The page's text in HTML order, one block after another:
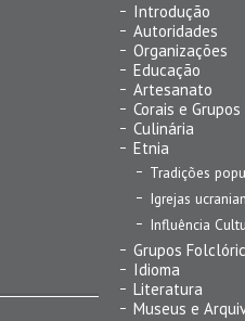
Introdução
Autoridades
Organizações
Educação
Artesanato
Corais e
Culinária
Etnia
Tradições
Igrejas
Influência
Grupos
Idioma
Literatura
Museus e